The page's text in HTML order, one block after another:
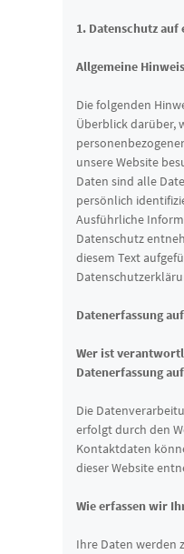
1. Datenschutz auf
Allgemeine
Die folgenden
Überblick darüber,
unsere Website
Daten sind alle
persönlich
Ausführliche
Datenschutz
diesem Text
Datenerfassung
Wer ist
Datenerfassung
Die
erfolgt durch den
Kontaktdaten
dieser Website
Wie erfassen wir
Ihre Daten werden